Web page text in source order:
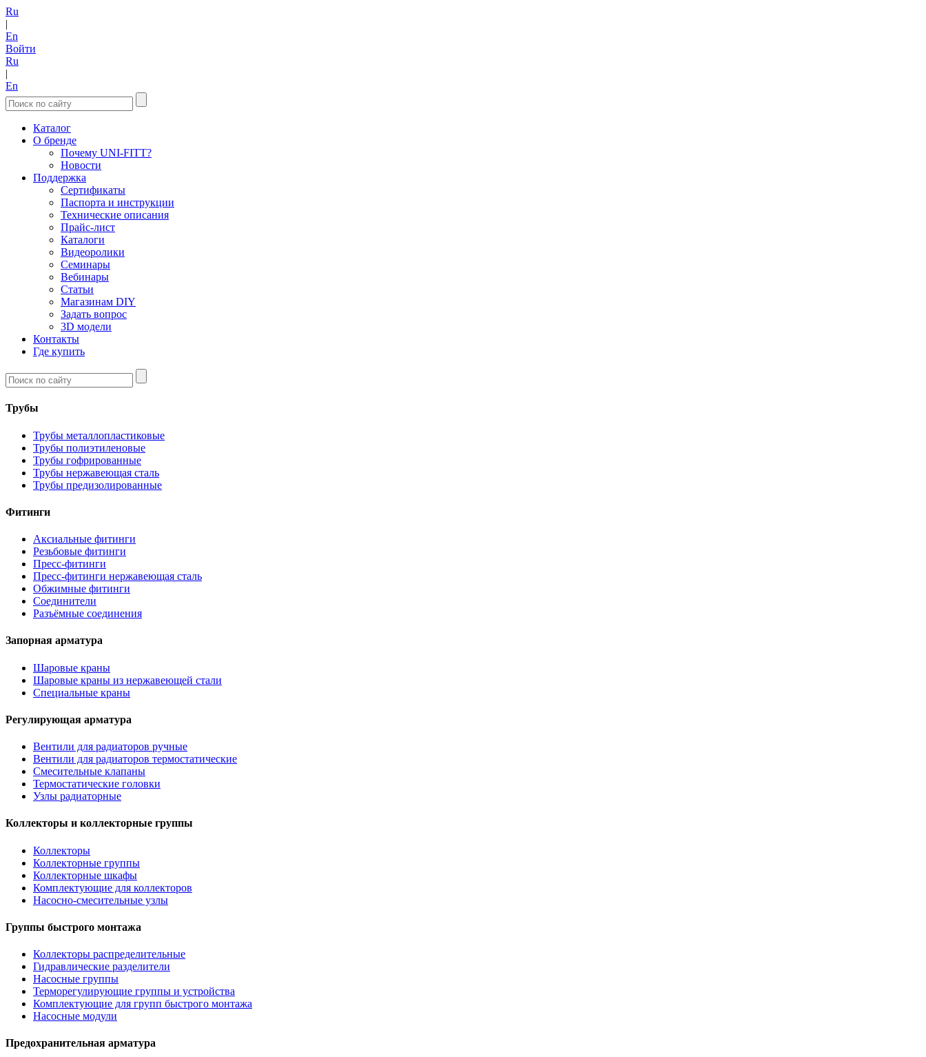
Ru
|
En
Войти
Ru
|
En
Каталог
О бренде
Почему UNI-FITT?
Новости
Поддержка
Сертификаты
Паспорта и инструкции
Технические описания
Прайс-лист
Каталоги
Видеоролики
Семинары
Вебинары
Статьи
Магазинам DIY
Задать вопрос
3D модели
Контакты
Где купить
Трубы
Трубы металлопластиковые
Трубы полиэтиленовые
Трубы гофрированные
Трубы нержавеющая сталь
Трубы предизолированные
Фитинги
Аксиальные фитинги
Резьбовые фитинги
Пресс-фитинги
Пресс-фитинги нержавеющая сталь
Обжимные фитинги
Соединители
Разъёмные соединения
Запорная арматура
Шаровые краны
Шаровые краны из нержавеющей стали
Специальные краны
Регулирующая арматура
Вентили для радиаторов ручные
Вентили для радиаторов термостатические
Смесительные клапаны
Термостатические головки
Узлы радиаторные
Коллекторы и коллекторные группы
Коллекторы
Коллекторные группы
Коллекторные шкафы
Комплектующие для коллекторов
Насосно-смесительные узлы
Группы быстрого монтажа
Коллекторы распределительные
Гидравлические разделители
Насосные группы
Терморегулирующие группы и устройства
Комплектующие для групп быстрого монтажа
Насосные модули
Предохранительная арматура